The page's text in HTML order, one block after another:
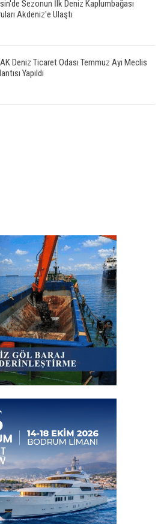
Sezonun İlk Deniz Kaplumbağası
Akdeniz'e Ulaştı
Deniz Ticaret Odası Temmuz Ayı Meclis
Yapıldı